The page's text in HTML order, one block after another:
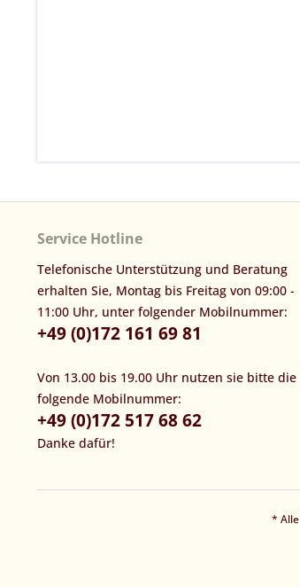
Service Hotline
Telefonische Unterstützung und Beratung
erhalten Sie, Montag bis Freitag von 09:00 -
11:00 Uhr, unter folgender Mobilnummer:
+49 (0)172 161 69 81
Von 13.00 bis 19.00 Uhr nutzen sie bitte die
folgende Mobilnummer:
+49 (0)172 517 68 62
Danke dafür!
*